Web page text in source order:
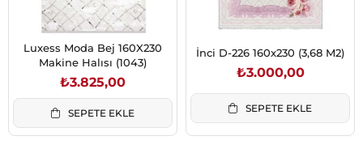
Luxess Moda Bej 160X230
Makine Halısı (1043)
₺3.825,00
SEPETE EKLE
İnci D-226 160x230 (3,68 M2)
₺3.000,00
SEPETE EKLE